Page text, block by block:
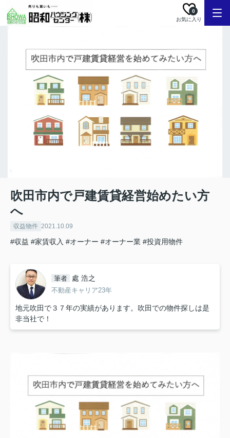
お気に入り
0
吹田市内で戸建賃貸経営始めたい方
へ
収益物件 2021.10.09
#収益 #家賃収入 #オーナー #オーナー業 #投資用物件
筆者 處 浩之
不動産キャリア23年
地元吹田で３７年の実績があります。吹田での物件探しは是
非当社で！